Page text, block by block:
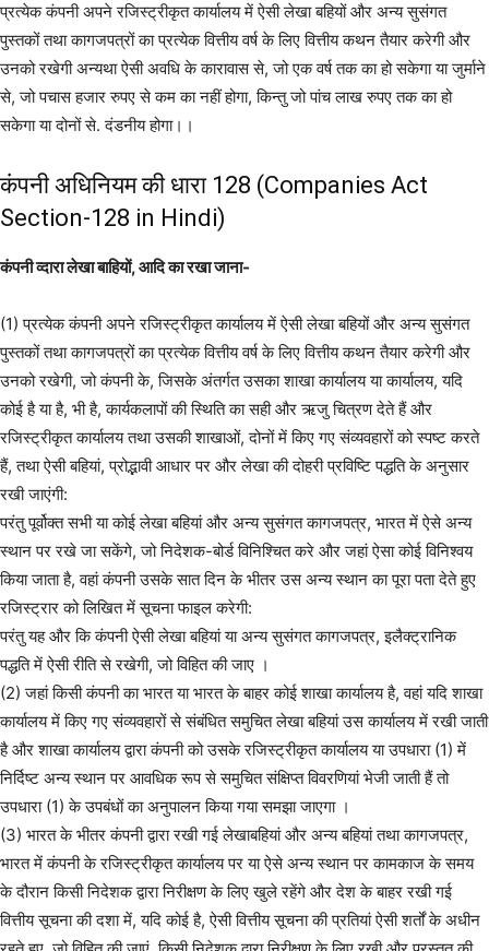
प्रत्येक कंपनी अपने रजिस्ट्रीकृत कार्यालय में ऐसी लेखा बहियों और अन्य सुसंगत
पुस्तकों तथा कागजपत्रों का प्रत्येक वित्तीय वर्ष के लिए वित्तीय कथन तैयार करेगी और
उनको रखेगी अन्यथा ऐसी अवधि के कारावास से, जो एक वर्ष तक का हो सकेगा या जुर्माने
से, जो पचास हजार रुपए से कम का नहीं होगा, किन्तु जो पांच लाख रुपए तक का हो
सकेगा या दोनों से. दंडनीय होगा।।
कंपनी अधिनियम की धारा 128 (Companies Act
Section-128 in Hindi)
कंपनी व्दारा लेखा बाहियों, आदि का रखा जाना-
(1) प्रत्येक कंपनी अपने रजिस्ट्रीकृत कार्यालय में ऐसी लेखा बहियों और अन्य सुसंगत
पुस्तकों तथा कागजपत्रों का प्रत्येक वित्तीय वर्ष के लिए वित्तीय कथन तैयार करेगी और
उनको रखेगी, जो कंपनी के, जिसके अंतर्गत उसका शाखा कार्यालय या कार्यालय, यदि
कोई है या है, भी है, कार्यकलापों की स्थिति का सही और ऋजु चित्रण देते हैं और
रजिस्ट्रीकृत कार्यालय तथा उसकी शाखाओं, दोनों में किए गए संव्यवहारों को स्पष्ट करते
हैं, तथा ऐसी बहियां, प्रोद्भावी आधार पर और लेखा की दोहरी प्रविष्टि पद्धति के अनुसार
रखी जाएंगी:
परंतु पूर्वोक्त सभी या कोई लेखा बहियां और अन्य सुसंगत कागजपत्र, भारत में ऐसे अन्य
स्थान पर रखे जा सकेंगे, जो निदेशक-बोर्ड विनिश्चित करे और जहां ऐसा कोई विनिश्वय
किया जाता है, वहां कंपनी उसके सात दिन के भीतर उस अन्य स्थान का पूरा पता देते हुए
रजिस्ट्रार को लिखित में सूचना फाइल करेगी:
परंतु यह और कि कंपनी ऐसी लेखा बहियां या अन्य सुसंगत कागजपत्र, इलैक्ट्रानिक
पद्धति में ऐसी रीति से रखेगी, जो विहित की जाए ।
(2) जहां किसी कंपनी का भारत या भारत के बाहर कोई शाखा कार्यालय है, वहां यदि शाखा
कार्यालय में किए गए संव्यवहारों से संबंधित समुचित लेखा बहियां उस कार्यालय में रखी जाती
है और शाखा कार्यालय द्वारा कंपनी को उसके रजिस्ट्रीकृत कार्यालय या उपधारा (1) में
निर्दिष्ट अन्य स्थान पर आवधिक रूप से समुचित संक्षिप्त विवरणियां भेजी जाती हैं तो
उपधारा (1) के उपबंधों का अनुपालन किया गया समझा जाएगा ।
(3) भारत के भीतर कंपनी द्वारा रखी गई लेखाबहियां और अन्य बहियां तथा कागजपत्र,
भारत में कंपनी के रजिस्ट्रीकृत कार्यालय पर या ऐसे अन्य स्थान पर कामकाज के समय
के दौरान किसी निदेशक द्वारा निरीक्षण के लिए खुले रहेंगे और देश के बाहर रखी गई
वित्तीय सूचना की दशा में, यदि कोई है, ऐसी वित्तीय सूचना की प्रतियां ऐसी शर्तों के अधीन